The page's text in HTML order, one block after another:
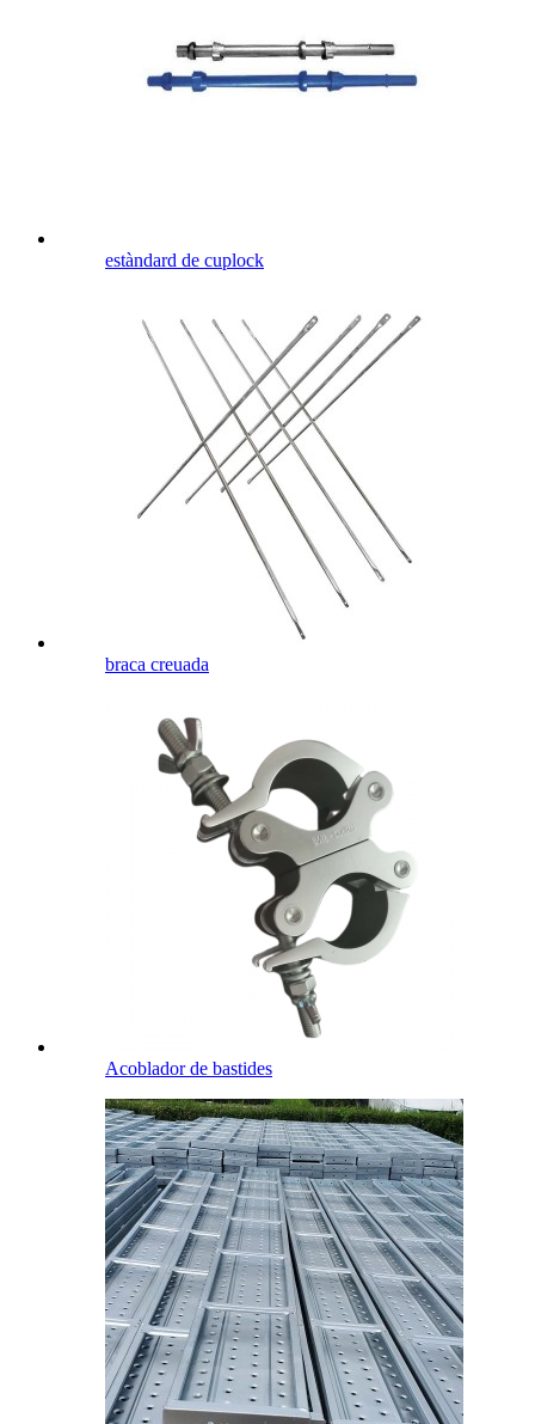
estàndard de cuplock
braca creuada
Acoblador de bastides